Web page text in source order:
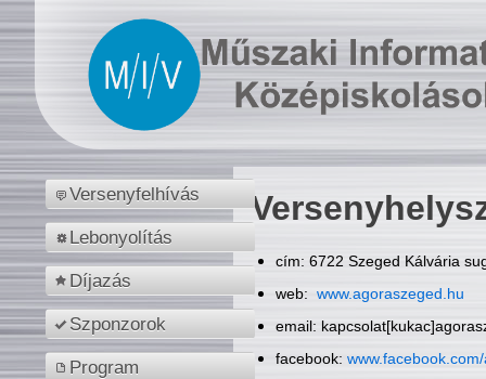
Versenyfelhívás
Lebonyolítás
Díjazás
Szponzorok
Program
cím: 6722 Szeged Kálvária
web: www.agoraszeged.hu
email:
facebook: